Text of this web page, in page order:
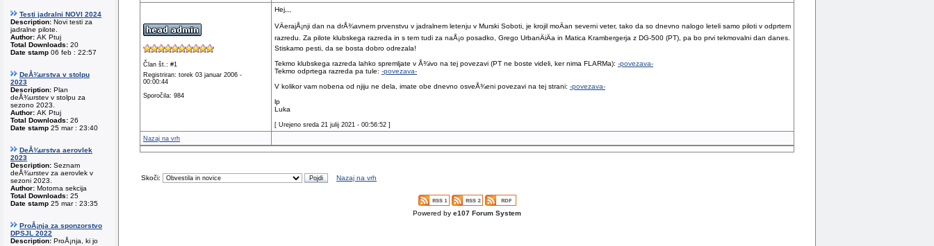
Testi jadralni NOVI 2024
Description: Novi testi za
jadralne pilote.
Author: AK Ptuj
Total Downloads: 20
Date stamp 06 feb : 22:57
DeÅ¾urstva v stolpu
2023
Description: Plan
deÅ¾urstev v stolpu za
sezono 2023.
Author: AK Ptuj
Total Downloads: 26
Date stamp 25 mar : 23:40
DeÅ¾urstva aerovlek
2023
Description: Seznam
deÅ¾urstev za aerovlek v
sezoni 2023.
Author: Motorna sekcija
Total Downloads: 25
Date stamp 25 mar : 23:35
ProÅ¡nja za sponzorstvo
DPSJL 2022
Description: ProÅ¡nja, ki jo
Član št.: #1
Registriran: torek 03 januar 2006 -
00:00:44
Sporočila: 984
Hej,,,
VÄerajÅ¡nji dan na drÅ¾avnem prvenstvu v jadralnem letenju v Murski Soboti, je krojil moÄan severni veter, tako da so dnevno nalogo leteli samo piloti v odprtem
razredu. Za pilote klubskega razreda in s tem tudi za naÅ¡o posadko, Grego UrbanÄiÄa in Matica Krambergerja z DG-500 (PT), pa bo prvi tekmovalni dan danes.
Stiskamo pesti, da se bosta dobro odrezala!
Tekmo klubskega razreda lahko spremljate v Å¾ivo na tej povezavi (PT ne boste videli, ker nima FLARMa): -povezava-
Tekmo odprtega razreda pa tule: -povezava-
V kolikor vam nobena od njiju ne dela, imate obe dnevno osveÅ¾eni povezavi na tej strani: -povezava-
lp
Luka
[ Urejeno sreda 21 julij 2021 - 00:56:52 ]
Nazaj na vrh
Skoči: Nazaj na vrh
Powered by e107 Forum System